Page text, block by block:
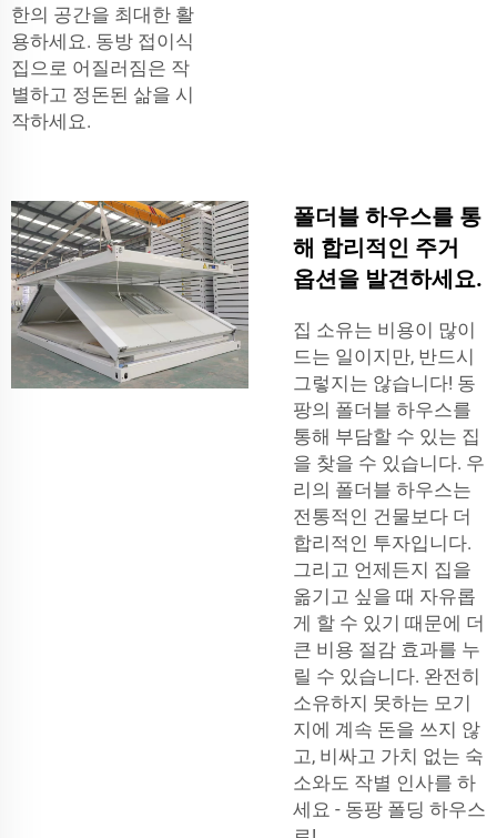
한의 공간을 최대한 활
용하세요. 동방 접이식
집으로 어질러짐은 작
별하고 정돈된 삶을 시
작하세요.
폴더블 하우스를 통
해 합리적인 주거
옵션을 발견하세요.
집 소유는 비용이 많이
드는 일이지만, 반드시
그렇지는 않습니다! 동
팡의 폴더블 하우스를
통해 부담할 수 있는 집
을 찾을 수 있습니다. 우
리의 폴더블 하우스는
전통적인 건물보다 더
합리적인 투자입니다.
그리고 언제든지 집을
옮기고 싶을 때 자유롭
게 할 수 있기 때문에 더
큰 비용 절감 효과를 누
릴 수 있습니다. 완전히
소유하지 못하는 모기
지에 계속 돈을 쓰지 않
고, 비싸고 가치 없는 숙
소와도 작별 인사를 하
세요 - 동팡 폴딩 하우스